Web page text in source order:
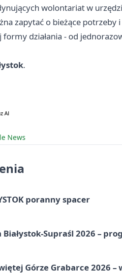
wolontariat w
zapytać o bieżące potrzeby
formy działania - od
.
News
poranny spacer
Supraśl 2026 –
Górze Grabarce 2026 –